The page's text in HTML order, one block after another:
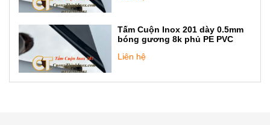
Tấm Cuộn Inox 201 dày 0.5mm
bóng gương 8k phủ PE PVC
Liên hệ